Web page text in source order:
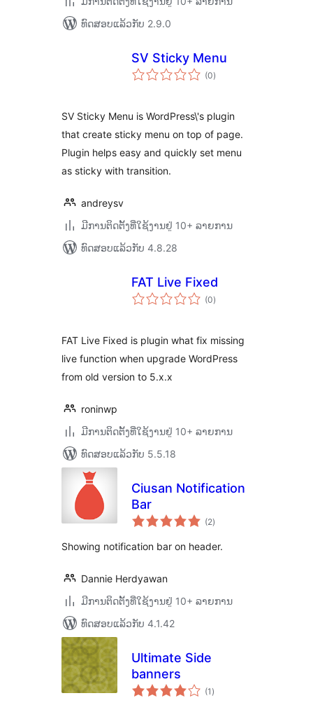
ທົດສອບແລ້ວກັບ 2.9.0
SV Sticky Menu
(0ຄະແນນ
ທັງໝົດ
)
SV Sticky Menu is WordPress\'s plugin
that create sticky menu on top of page.
Plugin helps easy and quickly set menu
as sticky with transition.
andreysv
ມີການຕິດຕັ້ງທີ່ໃຊ້ງານຢູ່ 10+ ລາຍການ
ທົດສອບແລ້ວກັບ 4.8.28
FAT Live Fixed
(0ຄະແນນ
ທັງໝົດ
)
FAT Live Fixed is plugin what fix missing
live function when upgrade WordPress
from old version to 5.x.x
roninwp
ມີການຕິດຕັ້ງທີ່ໃຊ້ງານຢູ່ 10+ ລາຍການ
ທົດສອບແລ້ວກັບ 5.5.18
Ciusan Notification
Bar
(2ຄະແນນ
ທັງໝົດ
)
Showing notification bar on header.
Dannie Herdyawan
ມີການຕິດຕັ້ງທີ່ໃຊ້ງານຢູ່ 10+ ລາຍການ
ທົດສອບແລ້ວກັບ 4.1.42
Ultimate Side
banners
(1 ຄະແນນ
ທັງໝົດ
)